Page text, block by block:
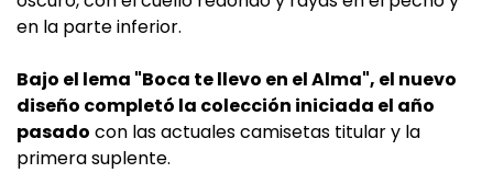
en la parte inferior.
Bajo el lema "Boca te llevo en el Alma", el nuevo
diseño completó la colección iniciada el año
pasado con las actuales camisetas titular y la
primera suplente.